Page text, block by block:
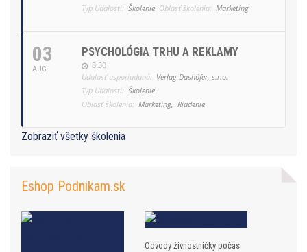
Typ Udalosti: Školenie Oblasť školenia: Marketing
03
AUG
PSYCHOLÓGIA TRHU A REKLAMY
8:30
Udalosť usporiadaná: Verlag Dashöfer, s.r.o.
Typ Udalosti: Školenie
Oblasť školenia: Marketing, Riadenie
Zobraziť všetky školenia
Eshop Podnikam.sk
Odvody živnostníčky počas